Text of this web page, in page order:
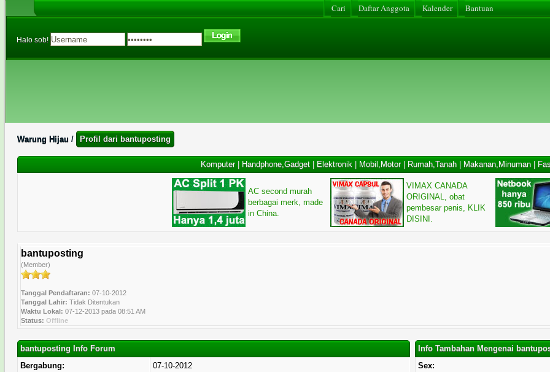
Cari Daftar Anggota Kalender Bantuan
Halo sob!
Warung Hijau / Profil dari bantuposting
Komputer| Handphone,Gadget Elektronik Mobil,Motor| Rumah,Tanah Makanan,Minuman
AC second murah
berbagai merk, made
in China.
VIMAX CANADA
ORIGINAL, obat
pembesar penis, KLIK
DISINI.
bantuposting
(Member)
Tanggal Pendaftaran: 07-10-2012
Tanggal Lahir: Tidak Ditentukan
Waktu Lokal: 07-12-2013 pada 08:51 AM
Status: Offline
bantuposting Info Forum
Bergabung:
07-10-2012
Info Tambahan Mengenai
Sex: